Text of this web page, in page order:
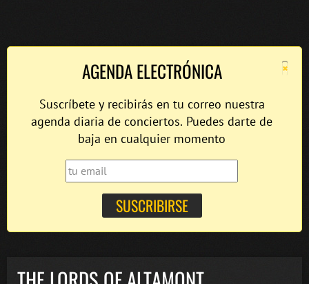
×
AGENDA ELECTRÓNICA
Suscríbete y recibirás en tu correo nuestra
agenda diaria de conciertos. Puedes darte de
baja en cualquier momento